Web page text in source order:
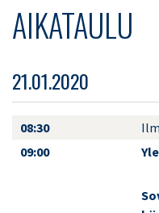
AIKATAULU
21.01.2020
08:30
09:00